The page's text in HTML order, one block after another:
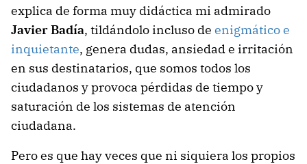
explica de forma muy didáctica mi admirado
Javier Badía, tildándolo incluso de enigmático e
inquietante, genera dudas, ansiedad e irritación
en sus destinatarios, que somos todos los
ciudadanos y provoca pérdidas de tiempo y
saturación de los sistemas de atención
ciudadana.
Pero es que hay veces que ni siquiera los propios